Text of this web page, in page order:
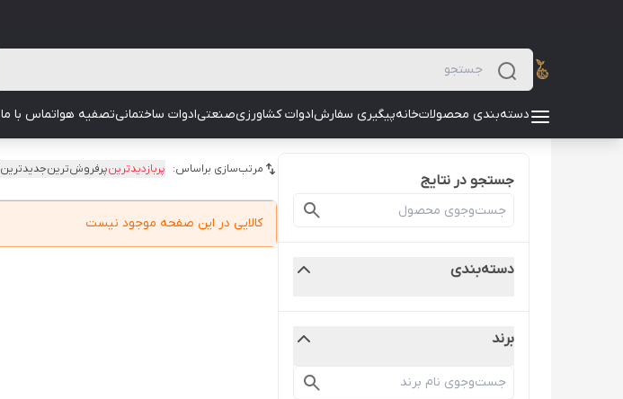
دسته‌بندی محصولاتخانهپیگیری سفارشادوات کشاورزیصنعتیادوات ساختمانیتصفیه هواتماس با ما
جستجو در نتایج
دسته‌بندی
برند
مرتب‌سازی براساس: پربازدیدترینپرفروش‌ترینجدیدترین
کالایی در این صفحه موجود نیست